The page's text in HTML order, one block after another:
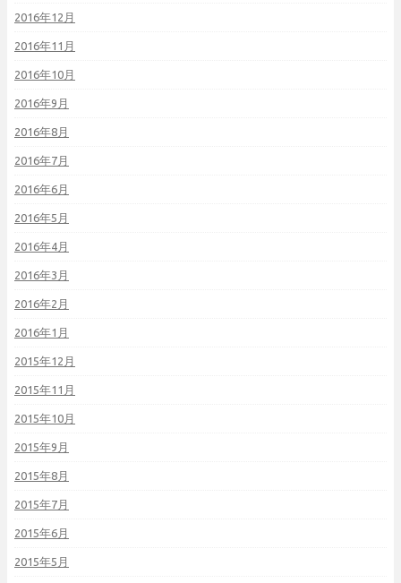
2016年12月
2016年11月
2016年10月
2016年9月
2016年8月
2016年7月
2016年6月
2016年5月
2016年4月
2016年3月
2016年2月
2016年1月
2015年12月
2015年11月
2015年10月
2015年9月
2015年8月
2015年7月
2015年6月
2015年5月